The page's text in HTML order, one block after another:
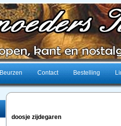
Beurzen Contact Bestelling
doosje zijdegaren